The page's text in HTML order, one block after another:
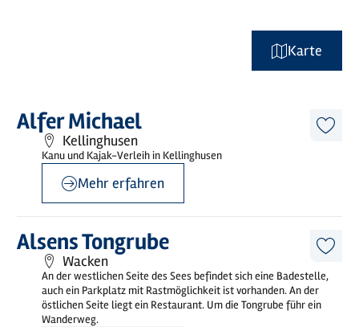
Karte
Alfer Michael
Kellinghusen
Kanu und Kajak-Verleih in Kellinghusen
Mehr
erfahren
Mehr erfahren
Alsens Tongrube
Wacken
An der westlichen Seite des Sees befindet sich eine Badestelle,
auch ein Parkplatz mit Rastmöglichkeit ist vorhanden. An der
östlichen Seite liegt ein Restaurant. Um die Tongrube führ ein
Wanderweg.
Mehr
erfahren